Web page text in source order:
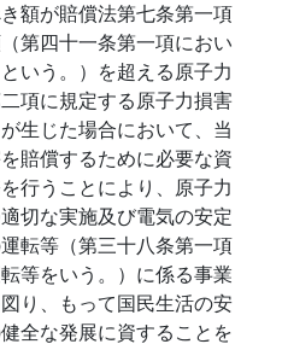
額が賠償法第七条第一項
第四十一条第一項におい
いう。）を超える原子力
項に規定する原子力損害
生じた場合において、当
賠償するために必要な資
行うことにより、原子力
切な実施及び電気の安定
転等（第三十八条第一項
等をいう。）に係る事業
り、もって国民生活の安
全な発展に資することを